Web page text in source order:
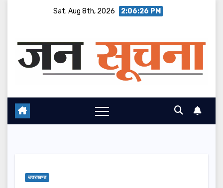
Sat. Aug 8th, 2026 2:06:27 PM
उत्तराखण्ड